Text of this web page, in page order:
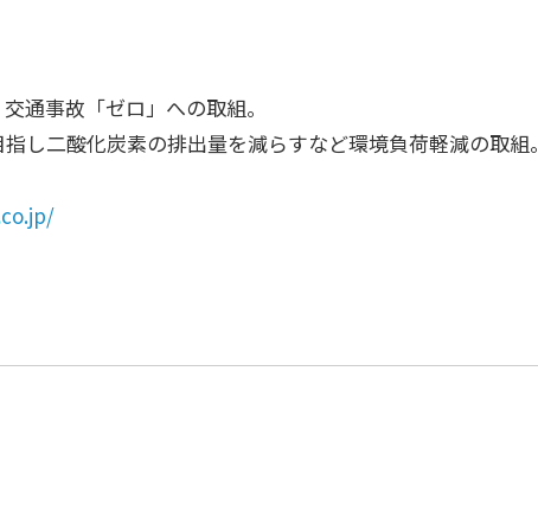
通事故「ゼロ」への取組。
し二酸化炭素の排出量を減らすなど環境負荷軽減の取組。